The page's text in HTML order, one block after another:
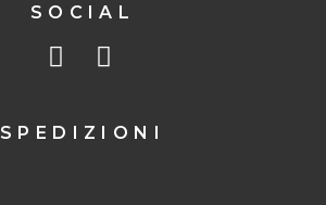
SOCIAL
SPEDIZIONI